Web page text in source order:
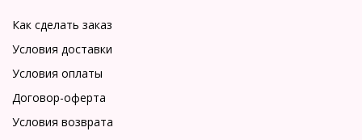
Как сделать заказ
Условия доставки
Условия оплаты
Договор-оферта
Условия возврата